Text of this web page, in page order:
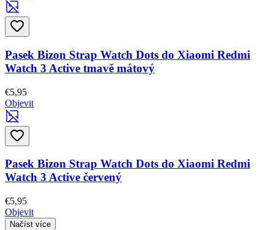
Pasek Bizon Strap Watch Dots do Xiaomi Redmi
Watch 3 Active tmavě mátový
€5,95
Objevit
Pasek Bizon Strap Watch Dots do Xiaomi Redmi
Watch 3 Active červený
€5,95
Objevit
Načíst více